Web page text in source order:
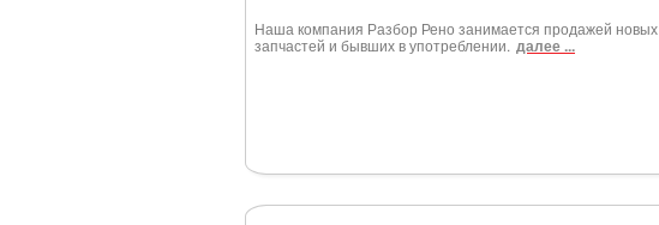
Наша компания Разбор Рено занимается продажей новых
запчастей и бывших в употреблении. далее ...